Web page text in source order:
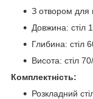
З отвором для
Довжина: стіл
Глибина: стіл
Висота: стіл
Комплектність:
Розкладний